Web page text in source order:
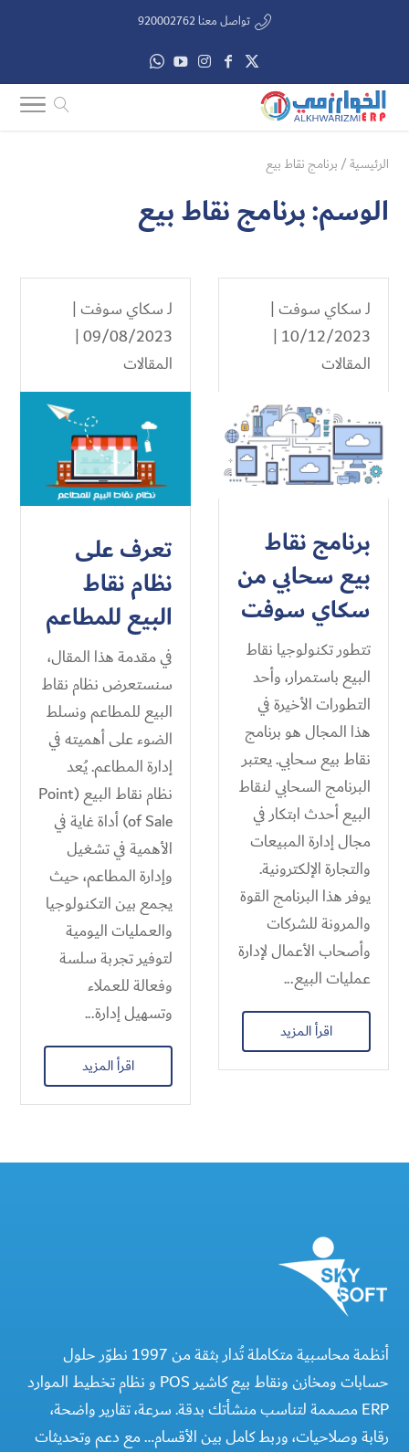
تواصل معنا 920002762
الرئيسية/ برنامج نقاط بيع
الوسم:برنامج نقاط بيع
لـسكاي سوفت |
10/12/2023 |
المقالات
برنامج نقاط
بيع سحابي من
سكاي سوفت
تتطور تكنولوجيا نقاط
البيع باستمرار، وأحد
التطورات الأخيرة في
هذا المجال هو برنامج
نقاط بيع سحابي. يعتبر
البرنامج السحابي لنقاط
البيع أحدث ابتكار في
مجال إدارة المبيعات
والتجارة الإلكترونية.
يوفر هذا البرنامج القوة
والمرونة للشركات
وأصحاب الأعمال لإدارة
عمليات البيع...
اقرأ المزيد
لـسكاي سوفت |
09/08/2023 |
المقالات
تعرف على
نظام نقاط
البيع للمطاعم
في مقدمة هذا المقال،
سنستعرض نظام نقاط
البيع للمطاعم ونسلط
الضوء على أهميته في
إدارة المطاعم. يُعد
نظام نقاط البيع (Point
of Sale) أداة غاية في
الأهمية في تشغيل
وإدارة المطاعم، حيث
يجمع بين التكنولوجيا
والعمليات اليومية
لتوفير تجربة سلسة
وفعالة للعملاء
وتسهيل إدارة...
اقرأ المزيد
أنظمة محاسبية متكاملة تُدار بثقة من 1997 نطوّر حلول
حسابات ومخازن ونقاط بيع كاشير POS و نظام تخطيط الموارد
ERP مصممة لتناسب منشأتك بدقة. سرعة، تقارير واضحة،
رقابة وصلاحيات، وربط كامل بين الأقسام… مع دعم وتحديثات